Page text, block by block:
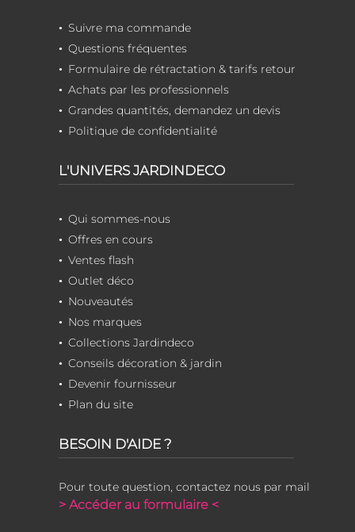
Suivre ma commande
Questions fréquentes
Formulaire de rétractation & tarifs retour
Achats par les professionnels
Grandes quantités, demandez un devis
Politique de confidentialité
L'UNIVERS JARDINDECO
Qui sommes-nous
Offres en cours
Ventes flash
Outlet déco
Nouveautés
Nos marques
Collections Jardindeco
Conseils décoration & jardin
Devenir fournisseur
Plan du site
BESOIN D'AIDE ?
Pour toute question, contactez nous par mail
> Accéder au formulaire <